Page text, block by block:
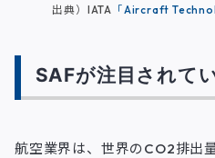
出典）IATA 「Aircraft
SAFが注目されて
航空業界は、世界のCO2排出